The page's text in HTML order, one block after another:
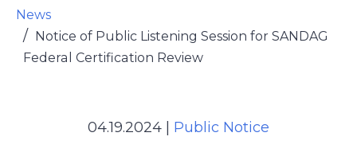
News
Notice of Public Listening Session for SANDAG
Federal Certification Review
04.19.2024 Public Notice